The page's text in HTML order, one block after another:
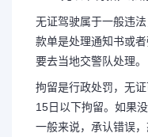
无证驾驶属于一般违
款单是处理通知书或
要去当地交警队处理。
拘留是行政处罚，无
15日以下拘留。如果
一般来说，承认错误